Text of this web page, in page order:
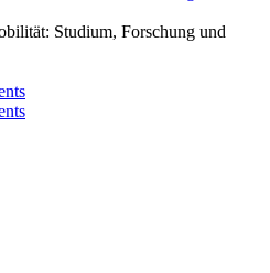
Studium, Forschung und